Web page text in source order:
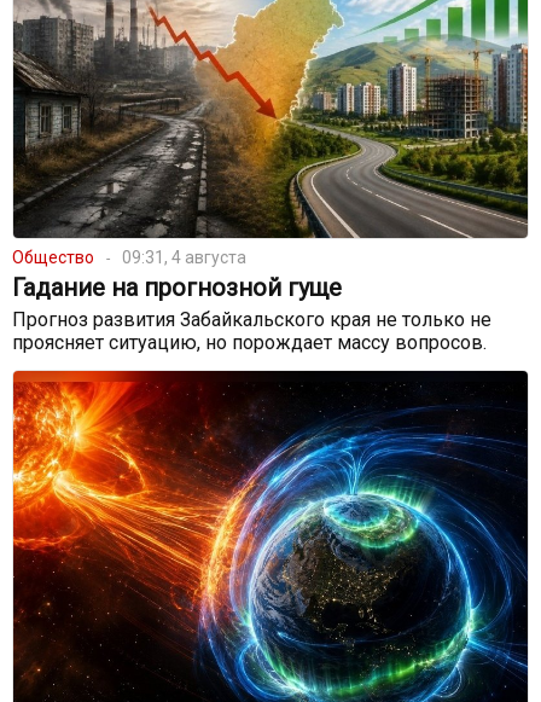
Общество 09:31, 4 августа
Гадание на прогнозной гуще
Прогноз развития Забайкальского края не только не
проясняет ситуацию, но порождает массу вопросов.